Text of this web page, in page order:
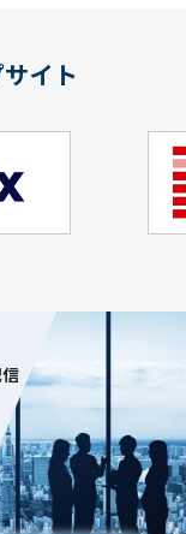
イト